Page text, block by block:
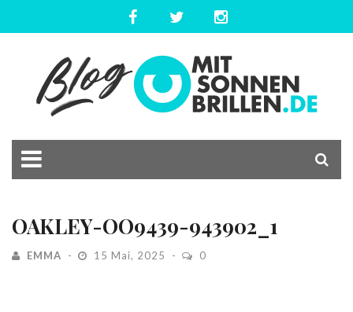
OAKLEY-OO9439-943902_1
EMMA 15 Mai, 2025 0